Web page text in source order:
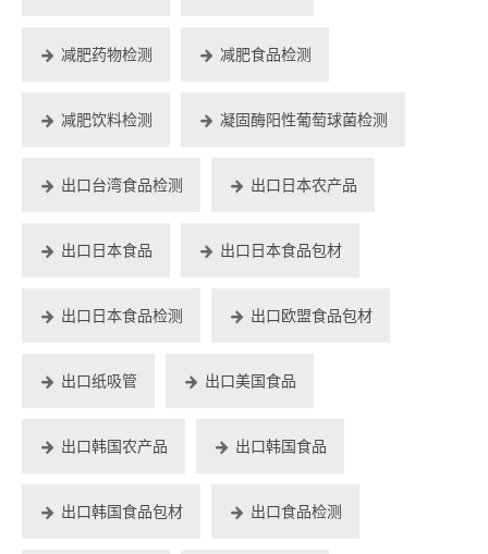
减肥药物检测 减肥食品检测
减肥饮料检测 凝固酶阳性葡萄球菌检测
出口台湾食品检测 出口日本农产品
出口日本食品 出口日本食品包材
出口日本食品检测 出口欧盟食品包材
出口纸吸管 出口美国食品
出口韩国农产品 出口韩国食品
出口韩国食品包材 出口食品检测